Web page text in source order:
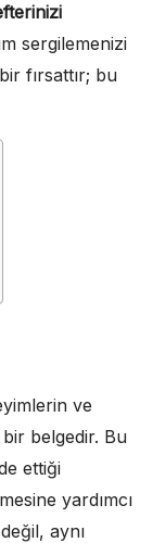
sergilemenizi
fırsattır; bu
ve
belgedir. Bu
ettiği
yardımcı
aynı